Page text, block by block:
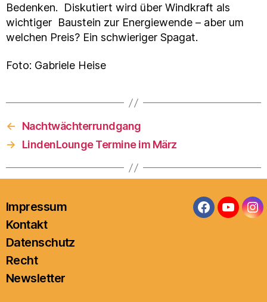
Bedenken. Diskutiert wird über Windkraft als
wichtiger Baustein zur Energiewende – aber um
welchen Preis? Ein schwieriger Spagat.
Foto: Gabriele Heise
←
Nachtwächterrundgang
→
LindenLounge Termine im März
Impressum
Kontakt
Datenschutz
Recht
Newsletter
Facebook